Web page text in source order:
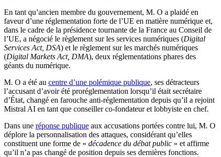
En tant qu’ancien membre du gouvernement, M. O a plaidé en
faveur d’une réglementation forte de l’UE en matière numérique et,
dans le cadre de la présidence tournante de la France au Conseil de
l’UE, a négocié le règlement sur les services numériques (Digital
Services Act, DSA) et le règlement sur les marchés numériques
(Digital Markets Act, DMA), deux réglementations phares des
géants du numérique.
M. O a été au centre d’une polémique publique, ses détracteurs
l’accusant d’avoir été proréglementation lorsqu’il était secrétaire
d’État, changé en farouche anti-réglementation depuis qu’il a rejoint
Mistral AI en tant que conseiller co-fondateur et lobbyiste en chef.
Dans une réponse publique aux accusations portées contre lui, M. O
déplore la personnalisation des attaques, considérant qu’elles
constituent une forme de « décadence du débat public » et affirme
qu’il n’a pas changé de position depuis ses dernières fonctions.